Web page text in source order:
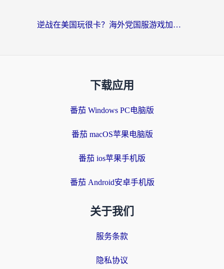
逆战在美国玩很卡？海外党国服游戏加速终极指南（附DNF宝可梦加速技巧）
下载应用
番茄 Windows PC电脑版
番茄 macOS苹果电脑版
番茄 ios苹果手机版
番茄 Android安卓手机版
关于我们
服务条款
隐私协议